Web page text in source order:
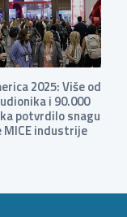
2025: Više od
i 90.000
potvrdilo snagu
MICE industrije